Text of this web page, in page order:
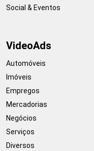
Social & Eventos
VideoAds
Automóveis
Imóveis
Empregos
Mercadorias
Negócios
Serviços
Diversos